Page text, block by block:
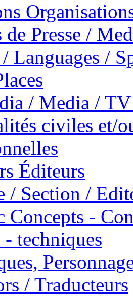
de Presse /
Languages /
/ Media /
civiles et/
Éditeurs
/ Section /
Concepts -
- techniques
/ Traducteurs